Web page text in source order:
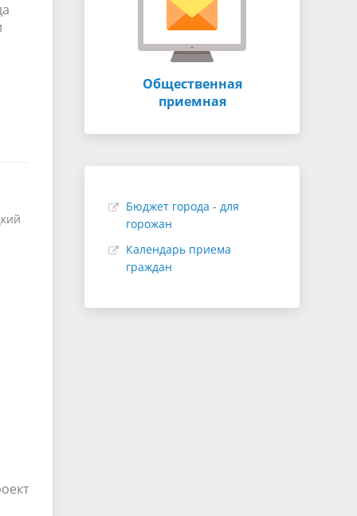
Общественная
приемная
Бюджет города - для
горожан
Календарь приема
граждан